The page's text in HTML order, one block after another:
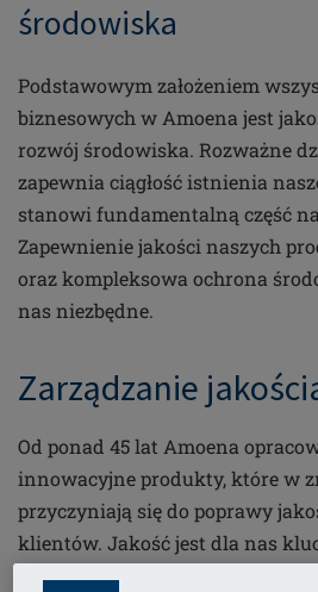
środowiska
Podstawowym założeniem
biznesowych w Amoena jest
rozwój środowiska. Rozważne
zapewnia ciągłość istnienia
stanowi fundamentalną część
Zapewnienie jakości naszych
oraz kompleksowa ochrona
nas niezbędne.
Zarządzanie
Od ponad 45 lat Amoena
innowacyjne produkty, które w
przyczyniają się do poprawy
klientów. Jakość jest dla nas
naszych produktów, jak i